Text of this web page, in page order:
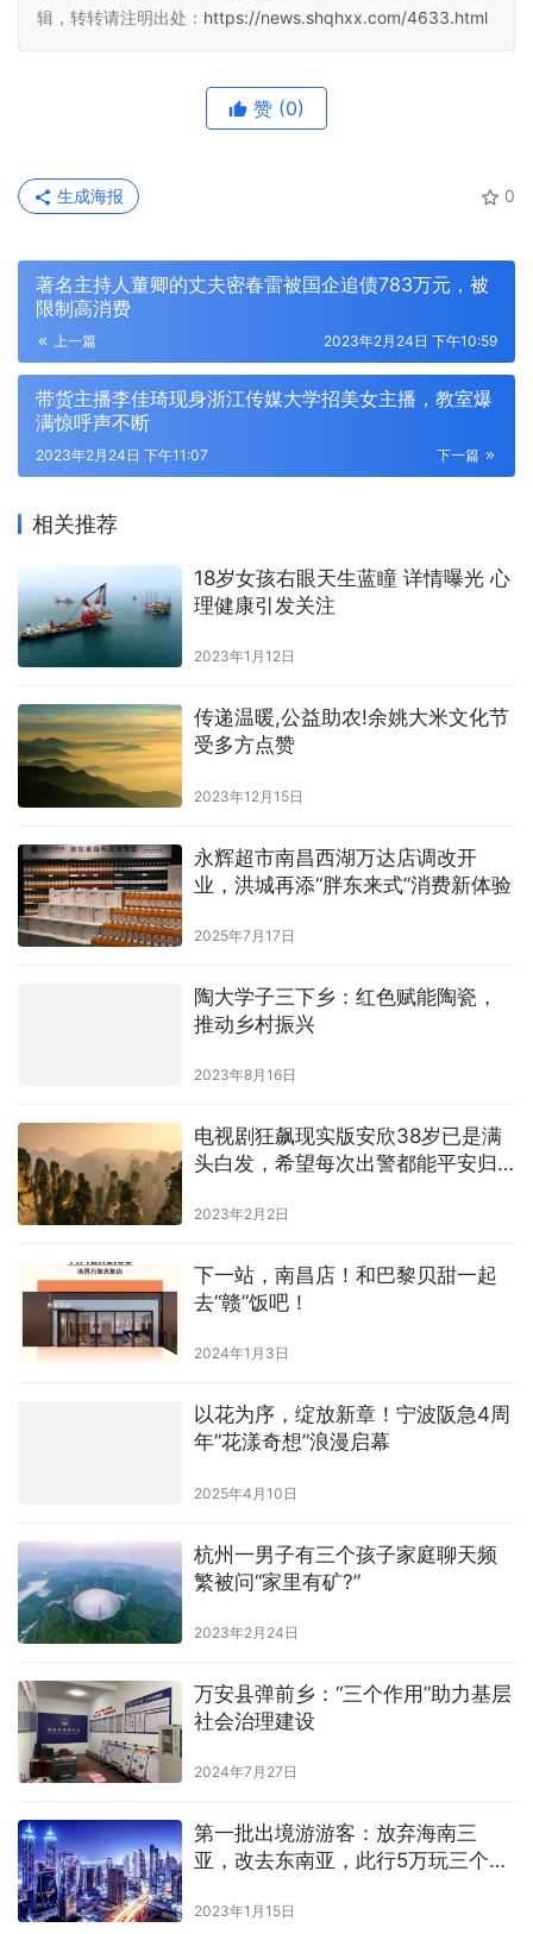
辑，转转请注明出处： https://news.shqhxx.com/4633.html
赞 (0)
0
生成海报
著名主持人董卿的丈夫密春雷被国企追债783万元，被
限制高消费
上一篇 2023年2月24日 下午10:59
带货主播李佳琦现身浙江传媒大学招美女主播，教室爆
满惊呼声不断
下一篇
2023年2月24日 下午11:07
相关推荐
18岁女孩右眼天生蓝瞳 详情曝光 心
理健康引发关注
2023年1月12日
传递温暖,公益助农!余姚大米文化节
受多方点赞
2023年12月15日
永辉超市南昌西湖万达店调改开
业，洪城再添“胖东来式”消费新体验
2025年7月17日
陶大学子三下乡：红色赋能陶瓷，
推动乡村振兴
2023年8月16日
电视剧狂飙现实版安欣38岁已是满
头白发，希望每次出警都能平安归
2023年2月2日
下一站，南昌店！和巴黎贝甜一起
去“赣”饭吧！
2024年1月3日
以花为序，绽放新章！宁波阪急4周
年”花漾奇想”浪漫启幕
2025年4月10日
杭州一男子有三个孩子家庭聊天频
繁被问“家里有矿?”
2023年2月24日
万安县弹前乡：“三个作用”助力基层
社会治理建设
2024年7月27日
第一批出境游游客：放弃海南三
亚，改去东南亚，此行5万玩三个月
2023年1月15日